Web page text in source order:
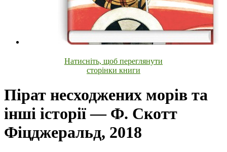
Натисніть, щоб переглянути
сторінки книги
Пірат несходжених морів та
інші історії — Ф. Скотт
Фіцджеральд, 2018